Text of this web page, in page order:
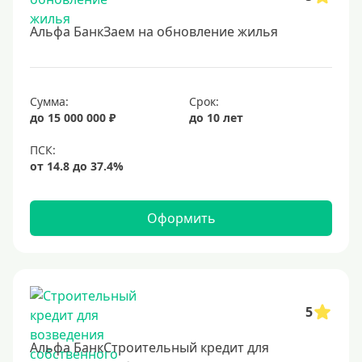
Под залог недвижимости
Год
3 года
8 лет
9 лет
10 лет
Альфа БанкЗаем на обновление жилья
Сумма:
до 15 000 000 ₽
Срок:
до 10 лет
Оформить
5
Альфа БанкСтроительный кредит для